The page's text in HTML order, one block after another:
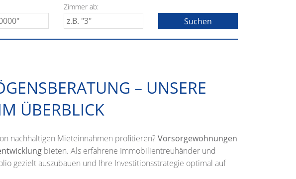
Zimmer ab:
– UNSERE
ÜBERBLICK
nachhaltigen Mieteinnahmen profitieren? Vorsorgewohnungen
bieten. Als erfahrene Immobilientreuhänder und
gezielt auszubauen und Ihre Investitionsstrategie optimal auf